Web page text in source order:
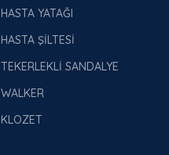
HASTA YATAĞI
HASTA ŞİLTESİ
TEKERLEKLİ SANDALYE
WALKER
KLOZET